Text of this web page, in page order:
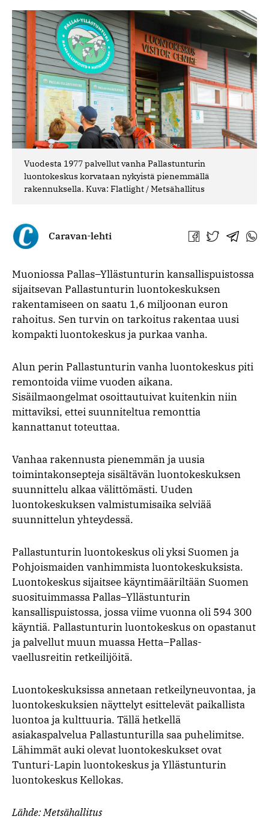
Vuodesta 1977 palvellut vanha Pallastunturin
luontokeskus korvataan nykyistä pienemmällä
rakennuksella. Kuva: Flatlight / Metsähallitus
Caravan-lehti
Jaa Jaa Jaa Jaa
Muoniossa Pallas–Yllästunturin kansallispuistossa
sijaitsevan Pallastunturin luontokeskuksen
rakentamiseen on saatu 1,6 miljoonan euron
rahoitus. Sen turvin on tarkoitus rakentaa uusi
kompakti luontokeskus ja purkaa vanha.
Alun perin Pallastunturin vanha luontokeskus piti
remontoida viime vuoden aikana.
Sisäilmaongelmat osoittautuivat kuitenkin niin
mittaviksi, ettei suunniteltua remonttia
kannattanut toteuttaa.
Vanhaa rakennusta pienemmän ja uusia
toimintakonsepteja sisältävän luontokeskuksen
suunnittelu alkaa välittömästi. Uuden
luontokeskuksen valmistumisaika selviää
suunnittelun yhteydessä.
Pallastunturin luontokeskus oli yksi Suomen ja
Pohjoismaiden vanhimmista luontokeskuksista.
Luontokeskus sijaitsee käyntimääriltään Suomen
suosituimmassa Pallas–Yllästunturin
kansallispuistossa, jossa viime vuonna oli 594 300
käyntiä. Pallastunturin luontokeskus on opastanut
ja palvellut muun muassa Hetta–Pallas-
vaellusreitin retkeilijöitä.
Luontokeskuksissa annetaan retkeilyneuvontaa, ja
luontokeskuksien näyttelyt esittelevät paikallista
luontoa ja kulttuuria. Tällä hetkellä
asiakaspalvelua Pallastunturilla saa puhelimitse.
Lähimmät auki olevat luontokeskukset ovat
Tunturi-Lapin luontokeskus ja Yllästunturin
luontokeskus Kellokas.
Lähde: Metsähallitus